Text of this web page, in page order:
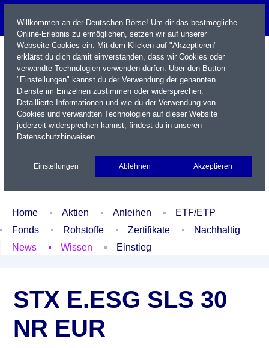
Name / WKN / ISIN / Kürzel
Xetra Realtime
Watchlist Portfolio Login
Home Aktien Anleihen
ETF/ETP
Fonds
Rohstoffe Zertifikate
Nachhaltig
News
Wissen Einstieg
STX E.ESG SLS 30
NR EUR
Willkommen an der Deutschen Börse! Um dir das bestmögliche
Online-Erlebnis zu ermöglichen, setzen wir auf unserer
Webseite Cookies ein. Mit dem Klicken auf "Akzeptieren"
erklärst du dich damit einverstanden, dass wir Cookies oder
verwandte Technologien verwenden dürfen. Über den Button
"Einstellungen" kannst du der Verwendung der genannten
Dienste im Einzelnen zustimmen oder widersprechen.
Detaillierte Informationen und wie du der Verwendung von
Cookies und verwandten Technologien auf dieser Website
jederzeit widersprechen kannst, findest du in unseren
Datenschutzhinweisen.
Einstellungen Ablehnen Akzeptieren